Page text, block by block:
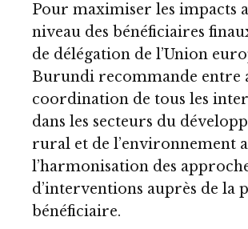
Pour maximiser les impacts
niveau des bénéficiaires
de délégation de l’Union
Burundi recommande entre
coordination de tous les
dans les secteurs du
rural et de l’environnement
l’harmonisation des
d’interventions auprès de la
bénéficiaire.